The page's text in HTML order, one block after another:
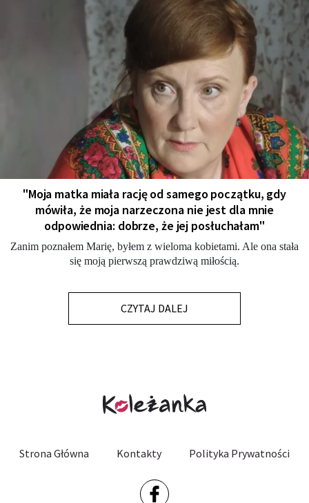
"Moja matka miała rację od samego początku, gdy
mówiła, że moja narzeczona nie jest dla mnie
odpowiednia: dobrze, że jej posłuchałam"
Zanim poznałem Marię, byłem z wieloma kobietami. Ale ona stała
się moją pierwszą prawdziwą miłością.
CZYTAJ DALEJ
Strona Główna Kontakty Polityka Prywatności